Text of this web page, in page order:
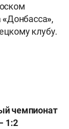
«Донбасса»,
клубу.
чемпионат
1:2